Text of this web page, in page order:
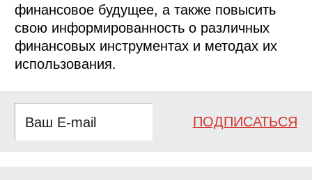
финансовое будущее, а также повысить
свою информированность о различных
финансовых инструментах и методах их
использования.
ПОДПИСАТЬСЯ